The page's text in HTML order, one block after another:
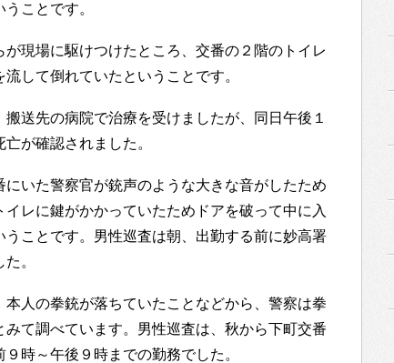
ことです。
現場に駆けつけたところ、交番の２階のトイレ
して倒れていたということです。
送先の病院で治療を受けましたが、同日午後１
が確認されました。
いた警察官が銃声のような大きな音がしたため
レに鍵がかかっていたためドアを破って中に入
ことです。男性巡査は朝、出勤する前に妙高署
。
人の拳銃が落ちていたことなどから、警察は拳
て調べています。男性巡査は、秋から下町交番
時～午後９時までの勤務でした。